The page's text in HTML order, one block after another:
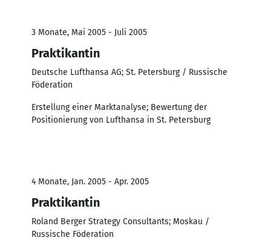
3 Monate, Mai 2005 - Juli 2005
Praktikantin
Deutsche Lufthansa AG; St. Petersburg / Russische
Föderation
Erstellung einer Marktanalyse; Bewertung der
Positionierung von Lufthansa in St. Petersburg
4 Monate, Jan. 2005 - Apr. 2005
Praktikantin
Roland Berger Strategy Consultants; Moskau /
Russische Föderation